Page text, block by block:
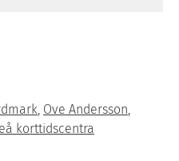
, Ove Andersson,
korttidscentra